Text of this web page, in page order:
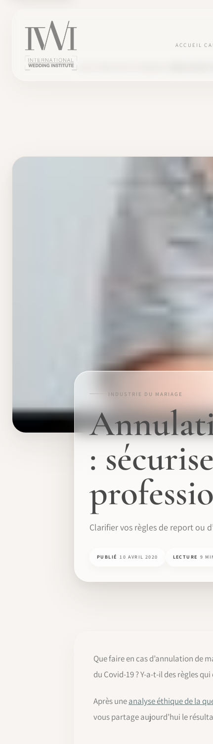
ACCUEIL
INDUSTRIE DU MARIAGE
:
Clarifier vos règles de report ou
PUBLIÉ 10 AVRIL 2020 LECTURE 9
Que faire en cas d’annulation de
du Covid-19 ? Y-a-t-il des règles
Après uneanalyse éthique de la
vous partage aujourd’hui le